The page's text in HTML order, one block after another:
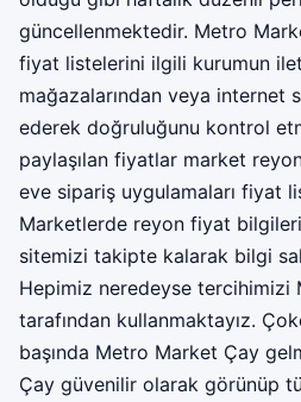
güncellenmektedir. Metro
fiyat listelerini ilgili kurumun
mağazalarından veya internet
ederek doğruluğunu kontrol
paylaşılan fiyatlar market
eve sipariş uygulamaları fiyat
Marketlerde reyon fiyat
sitemizi takipte kalarak bilgi
Hepimiz neredeyse tercihimizi
tarafından kullanmaktayız.
başında Metro Market Çay
Çay güvenilir olarak görünüp